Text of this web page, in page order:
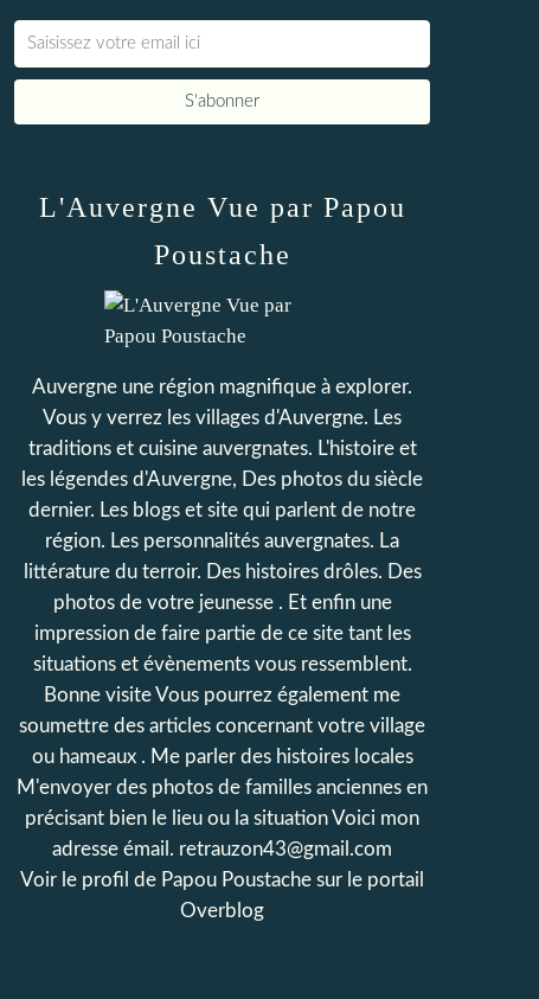
L'Auvergne Vue par Papou
Poustache
Auvergne une région magnifique à explorer.
Vous y verrez les villages d'Auvergne. Les
traditions et cuisine auvergnates. L'histoire et
les légendes d'Auvergne, Des photos du siècle
dernier. Les blogs et site qui parlent de notre
région. Les personnalités auvergnates. La
littérature du terroir. Des histoires drôles. Des
photos de votre jeunesse . Et enfin une
impression de faire partie de ce site tant les
situations et évènements vous ressemblent.
Bonne visite Vous pourrez également me
soumettre des articles concernant votre village
ou hameaux . Me parler des histoires locales
M'envoyer des photos de familles anciennes en
précisant bien le lieu ou la situation Voici mon
adresse émail. retrauzon43@gmail.com
Voir le profil de Papou Poustache sur le portail
Overblog